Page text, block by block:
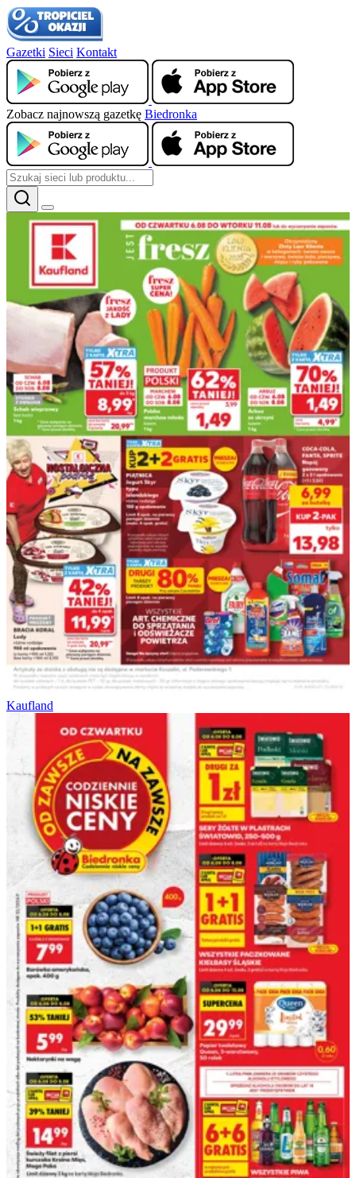
Gazetki Sieci Kontakt
Zobacz najnowszą gazetkę Biedronka
Kaufland